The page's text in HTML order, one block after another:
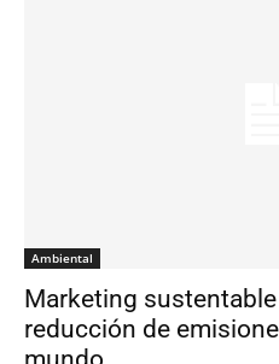
Ambiental
Marketing
reducción de